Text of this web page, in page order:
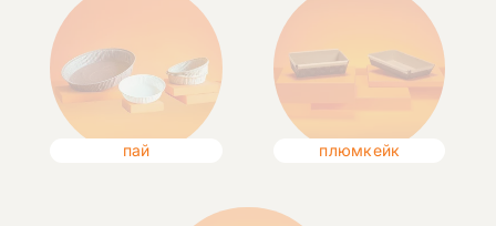
пай плюмкейк